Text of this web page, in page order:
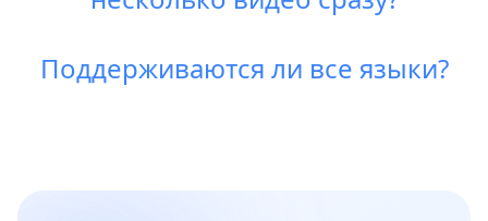
Поддерживаются ли все языки?